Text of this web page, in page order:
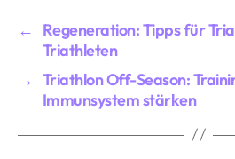
←
Regeneration: Tipps für
Triathleten
→ Triathlon Off-Season:
Immunsystem stärken